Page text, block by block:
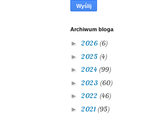
Archiwum bloga
► 2026 (6)
► 2025 (4)
► 2024 (99)
► 2023 (60)
► 2022 (46)
► 2021 (95)